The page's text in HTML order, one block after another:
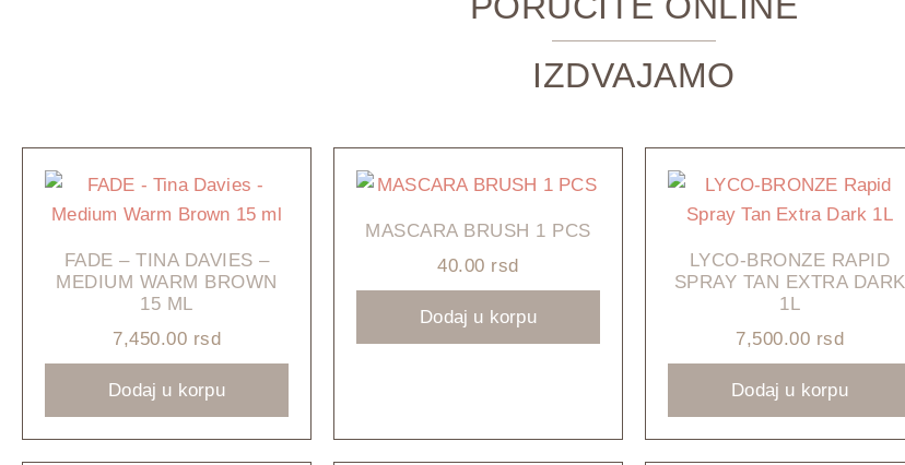
IZDVAJAMO
FADE – TINA DAVIES –
MEDIUM WARM BROWN
15 ML
7,450.00 rsd
Dodaj u korpu
MASCARA BRUSH 1 PCS
40.00 rsd
Dodaj u korpu
LYCO-BRONZE RAPID
SPRAY TAN EXTRA DARK
1L
7,500.00 rsd
Dodaj u korpu